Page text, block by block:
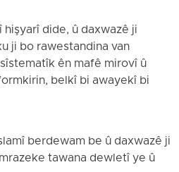
dide, û daxwazê ji
ji bo rawestandina van
ên mafê mirovî û
belkî bi awayekî bi
berdewam be û daxwazê ji
tawana dewletî ye û